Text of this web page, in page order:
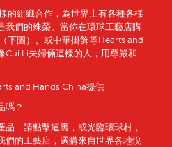
的組織合作，為世界上有各種各樣
我們的殊榮。當你在環球工藝店購
下圖）、或中華掛飾等Hearts and
Cui Li夫婦倆這樣的人，用尊嚴和
and Hands China提供
嗎？
，請點擊這裏，或光臨環球村，
們的工藝店，選購來自世界各地悅